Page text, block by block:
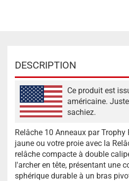
DESCRIPTION
Ce produit est
américaine.
sachiez.
Relâche 10 Anneaux par Trophy
jaune ou votre proie avec la
relâche compacte à double
l'archer en tête, présentant une
sphérique durable à un bras